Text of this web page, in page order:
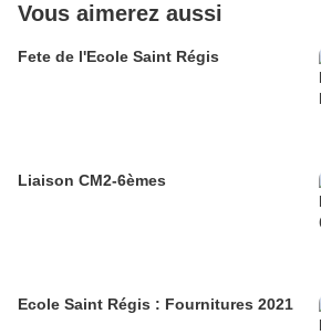
Vous aimerez aussi
Fete de l'Ecole Saint Régis
Liaison CM2-6èmes
Ecole Saint Régis : Fournitures 2021